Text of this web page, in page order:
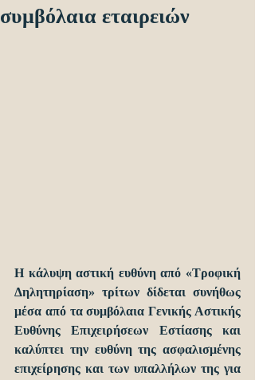
συμβόλαια εταιρειών
Η κάλυψη αστική ευθύνη από «Τροφική
Δηλητηρίαση» τρίτων δίδεται συνήθως
μέσα από τα συμβόλαια Γενικής Αστικής
Ευθύνης Επιχειρήσεων Εστίασης και
καλύπτει την ευθύνη της ασφαλισμένης
επιχείρησης και των υπαλλήλων της για